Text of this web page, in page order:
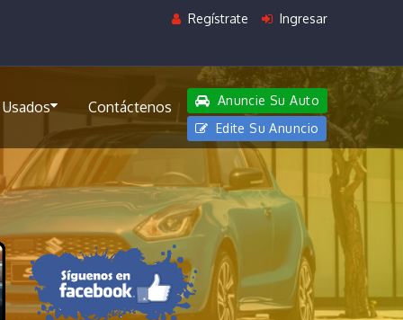
Regístrate Ingresar
Contáctenos
Anuncie Su Auto
Edite Su Anuncio